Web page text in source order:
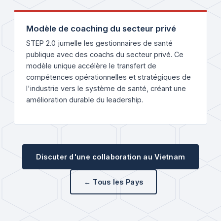
Modèle de coaching du secteur privé
STEP 2.0 jumelle les gestionnaires de santé
publique avec des coachs du secteur privé. Ce
modèle unique accélère le transfert de
compétences opérationnelles et stratégiques de
l'industrie vers le système de santé, créant une
amélioration durable du leadership.
Discuter d'une collaboration au Vietnam
← Tous les Pays